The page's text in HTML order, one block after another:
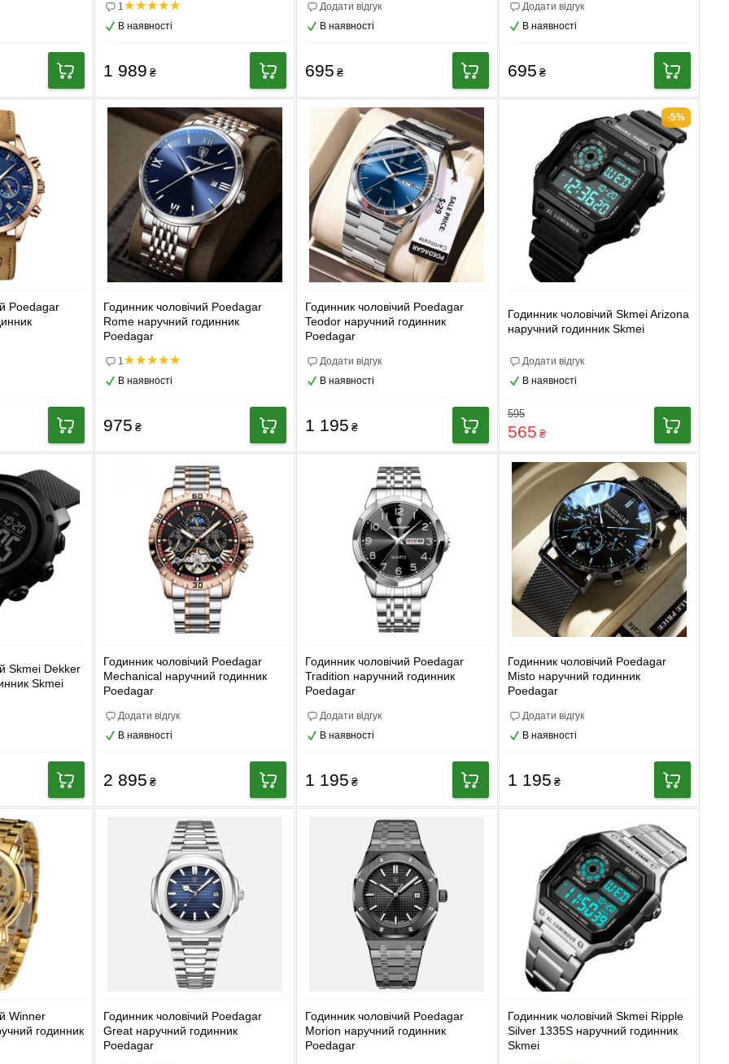
1
В наявності
1 989₴
Додати відгук
В наявності
695₴
Додати відгук
В наявності
695₴
Poedagar
Годинник чоловічий Poedagar
Rome наручний годинник
Poedagar
1
В наявності
975₴
Годинник чоловічий Poedagar
Teodor наручний годинник
Poedagar
Додати відгук
В наявності
1 195₴
-5%
Годинник чоловічий Skmei Arizona
наручний годинник Skmei
Додати відгук
В наявності
595
565₴
Skmei Dekker
Skmei
Годинник чоловічий Poedagar
Mechanical наручний годинник
Poedagar
Додати відгук
В наявності
2 895₴
Годинник чоловічий Poedagar
Tradition наручний годинник
Poedagar
Додати відгук
В наявності
1 195₴
Годинник чоловічий Poedagar
Misto наручний годинник
Poedagar
Додати відгук
В наявності
1 195₴
Winner
годинник
Годинник чоловічий Poedagar
Great наручний годинник
Poedagar
Годинник чоловічий Poedagar
Morion наручний годинник
Poedagar
Годинник чоловічий Skmei Ripple
Silver 1335S наручний годинник
Skmei